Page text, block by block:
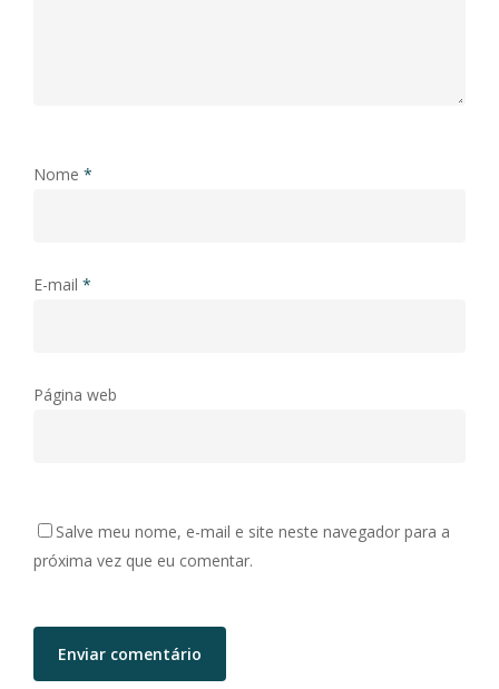
Nome *
E-mail *
Página web
Salve meu nome, e-mail e site neste navegador para a
próxima vez que eu comentar.